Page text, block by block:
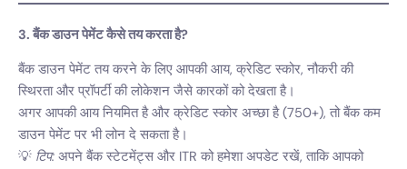
3. बैंक डाउन पेमेंट कैसे तय करता है?
बैंक डाउन पेमेंट तय करने के लिए आपकी आय, क्रेडिट स्कोर, नौकरी की
स्थिरता और प्रॉपर्टी की लोकेशन जैसे कारकों को देखता है।
अगर आपकी आय नियमित है और क्रेडिट स्कोर अच्छा है (750+), तो बैंक कम
डाउन पेमेंट पर भी लोन दे सकता है।
💡 टिप: अपने बैंक स्टेटमेंट्स और ITR को हमेशा अपडेट रखें, ताकि आपको